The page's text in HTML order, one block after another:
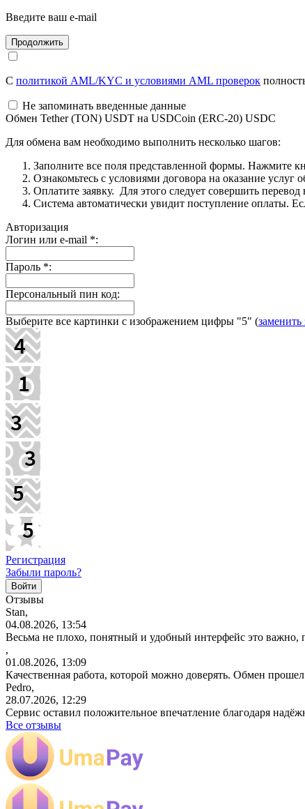
Введите ваш e-mail
С политикой AML/KYC и условиями AML проверок
Не запоминать введенные данные
Обмен Tether (TON) USDT на USDCoin (ERC-20) USDC
Для обмена вам необходимо выполнить несколько шагов:
Заполните все поля представленной формы. Нажмите
Ознакомьтесь с условиями договора на оказание
Оплатите заявку. Для этого следует совершить
Система автоматически увидит поступление оплаты.
Авторизация
Логин или e-mail *:
Пароль *:
Персональный пин код:
Выберите все картинки с изображением цифры "5" (заменить
Регистрация
Забыли пароль?
Отзывы
Stan,
04.08.2026, 13:54
Весьма не плохо, понятный и удобный интерфейс это важно,
,
01.08.2026, 13:09
Качественная работа, которой можно доверять. Обмен
Pedro,
28.07.2026, 12:29
Сервис оставил положительное впечатление благодаря
Все отзывы